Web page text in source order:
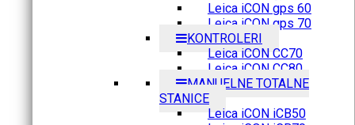
Leica iCON gps 60
Leica iCON gps 70
KONTROLERI
Leica iCON CC70
Leica iCON CC80
MANUELNE TOTALNE
STANICE
Leica iCON iCB50